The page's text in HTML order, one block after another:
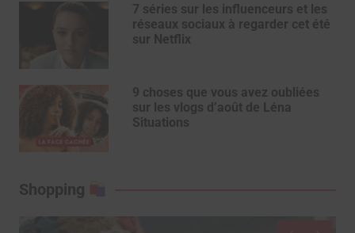
7 séries sur les influenceurs et les
réseaux sociaux à regarder cet été
sur Netflix
9 choses que vous avez oubliées
sur les vlogs d’août de Léna
Situations
Shopping